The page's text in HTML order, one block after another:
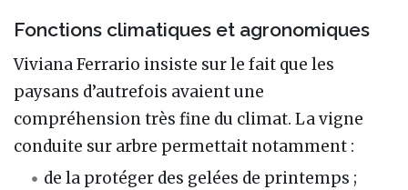
Fonctions climatiques et agronomiques
Viviana Ferrario insiste sur le fait que les
paysans d’autrefois avaient une
compréhension très fine du climat. La vigne
conduite sur arbre permettait notamment :
de la protéger des gelées de printemps ;